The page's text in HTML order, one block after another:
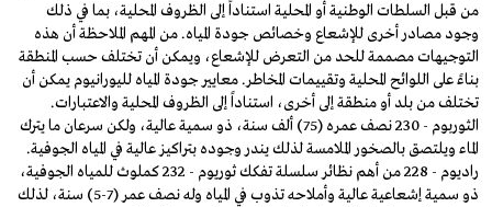
من قبل السلطات الوطنية أو المحلية استناداً إلى الظروف المحلية، بما في ذلك
وجود مصادر أخرى للإشعاع وخصائص جودة المياه. من المهم الملاحظة أن هذه
التوجيهات مصممة للحد من التعرض للإشعاع، ويمكن أن تختلف حسب المنطقة
بناءً على اللوائح المحلية وتقييمات المخاطر. معايير جودة المياه لليورانيوم يمكن أن
تختلف من بلد أو منطقة إلى أخرى، استناداً إلى الظروف المحلية والاعتبارات.
الثوربوم - 230 نصف عمره (75) ألف سنة، ذو سمية عالية، ولكن سرعان ما يترك
الماء ويلتصق بالصخور الملامسة لذلك يندر وجوده بتراكيز عالية في المياه الجوفية.
راديوم - 228 من أهم نظائر سلسلة تفكك ثوريوم - 232 كملوث للمياه الجوفية،
ذو سمية إشعاعية عالية وأملاحه تذوب في المياه وله نصف عمر (7-5) سنة، لذلك